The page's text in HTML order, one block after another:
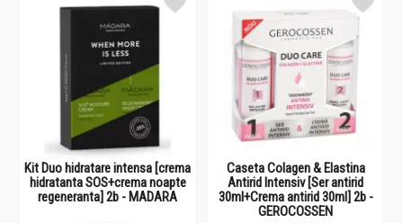
Kit Duo hidratare intensa [crema
hidratanta SOS+crema noapte
regeneranta] 2b - MADARA
Caseta Colagen & Elastina
Antirid Intensiv [Ser antirid
30ml+Crema antirid 30ml] 2b -
GEROCOSSEN